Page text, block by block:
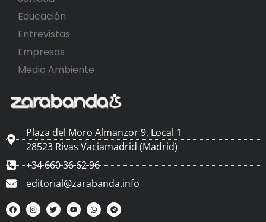
Educación
Entrevistas
Empresas
Medio Ambiente
Plaza del Moro Almanzor 9, Local 1
28523 Rivas Vaciamadrid (Madrid)
+34 660 36 62 96
editorial@zarabanda.info